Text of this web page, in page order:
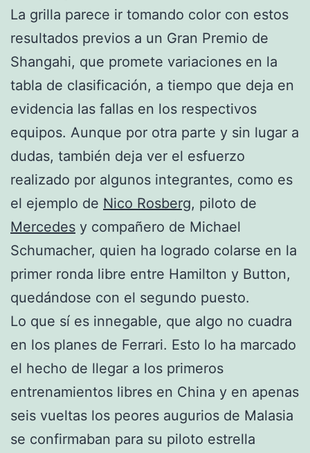
La grilla parece ir tomando color con estos
resultados previos a un Gran Premio de
Shangahi, que promete variaciones en la
tabla de clasificación, a tiempo que deja en
evidencia las fallas en los respectivos
equipos. Aunque por otra parte y sin lugar a
dudas, también deja ver el esfuerzo
realizado por algunos integrantes, como es
el ejemplo de Nico Rosberg, piloto de
Mercedes y compañero de Michael
Schumacher, quien ha logrado colarse en la
primer ronda libre entre Hamilton y Button,
quedándose con el segundo puesto.
Lo que sí es innegable, que algo no cuadra
en los planes de Ferrari. Esto lo ha marcado
el hecho de llegar a los primeros
entrenamientos libres en China y en apenas
seis vueltas los peores augurios de Malasia
se confirmaban para su piloto estrella